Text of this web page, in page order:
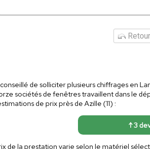
de solliciter plusieurs chiffrages en
sociétés de fenêtres travaillent dans le
de prix près de Azille (11) :
↑ 3
de la prestation varie selon le matériel